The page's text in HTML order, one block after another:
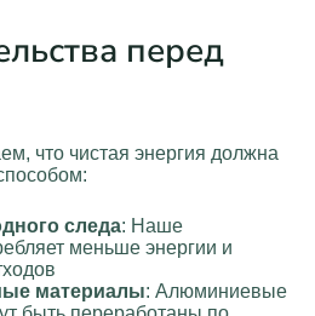
перед
что чистая энергия должна
следа: Наше
меньше энергии и
материалы: Алюминиевые